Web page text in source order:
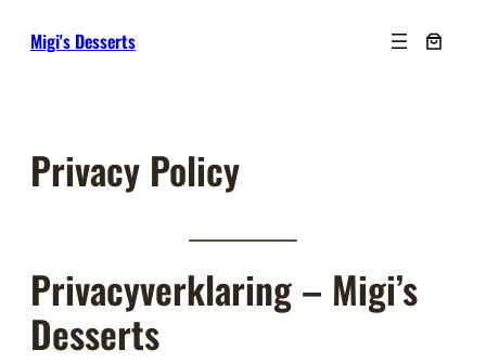
naarMigi's Desserts
Privacy Policy
Privacyverklaring – Migi’s
Desserts